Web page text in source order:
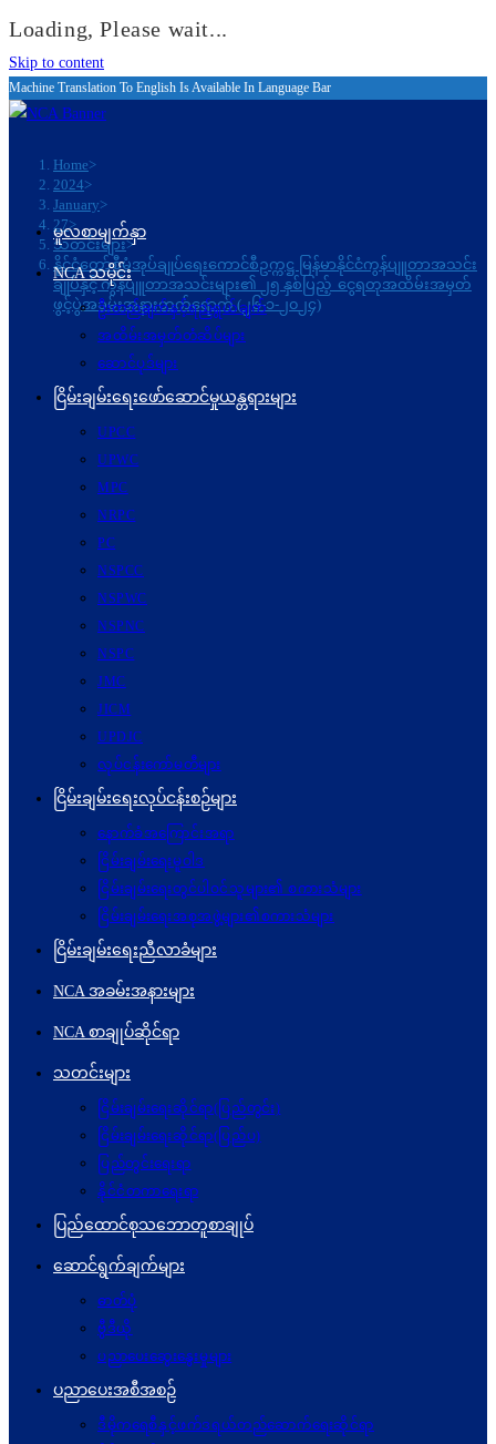
Loading, Please wait...
Skip to content
Machine Translation To English Is Available In Language Bar
Home>
2024>
January>
27>
သတင်းများ>
နိုင်ငံတော်စီမံအုပ်ချုပ်ရေးကောင်စီဥက္ကဋ္ဌ မြန်မာနိုင်ငံကွန်ပျူတာအသင်း
ချုပ်နှင့် ကွန်ပျူတာအသင်းများ၏ ၂၅ နှစ်ပြည့် ငွေရတုအထိမ်းအမှတ်
ဖွင့်ပွဲအခမ်းအနားတက်ရောက် (၂၆-၁-၂၀၂၄)
မူလစာမျက်နှာ
NCA သမိုင်း
ဦးတည်ချက်နှင့်ရည်ရွယ်ချက်
အထိမ်းအမှတ်တံဆိပ်များ
ဆောင်ပုဒ်များ
ငြိမ်းချမ်းရေးဖော်‌ဆောင်မှုယန္တရားများ
UPCC
UPWC
MPC
NRPC
PC
NSPCC
NSPWC
NSPNC
NSPC
JMC
JICM
UPDJC
လုပ်ငန်းကော်မတီများ
ငြိမ်းချမ်းရေးလုပ်ငန်းစဉ်များ
နောက်ခံအကြောင်းအရာ
ငြိမ်းချမ်းရေးမူဝါဒ
ငြိမ်းချမ်းရေးတွင်ပါဝင်သူများ၏ စကားသံများ
ငြိမ်းချမ်းရေးအစုအဖွဲ့များ၏စကားသံများ
ငြိမ်းချမ်းရေးညီလာခံများ
NCA အခမ်းအနားများ
NCA စာချုပ်ဆိုင်ရာ
သတင်းများ
ငြိမ်းချမ်းရေးဆိုင်ရာ(ပြည်တွင်း)
ငြိမ်းချမ်းရေးဆိုင်ရာ(ပြည်ပ)
ပြည်တွင်းရေးရာ
နိုင်ငံတကာရေးရာ
ပြည်ထောင်စုသဘောတူစာချုပ်
ဆောင်ရွက်ချက်များ
ဓာတ်ပုံ
ဗွီဒီယို
ပညာပေးဆွေးနွေးမှုများ
ပညာပေးအစီအစဉ်
ဒီမိုကရေစီနှင့်ဖက်ဒရယ်တည်ဆောက်ရေးဆိုင်ရာ